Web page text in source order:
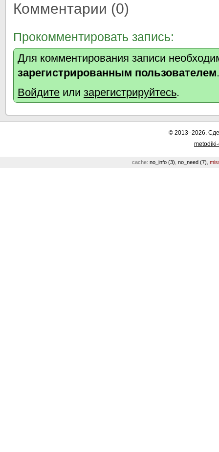
Комментарии (0)
Прокомментировать запись:
Для комментирования записи
зарегистрированным пользователем.
Войдите или зарегистрируйтесь.
© 2013–2026.
cache: no_info (3) no_need (7)